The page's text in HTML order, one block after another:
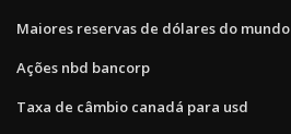
Maiores reservas de dólares do mundo
Ações nbd bancorp
Taxa de câmbio canadá para usd